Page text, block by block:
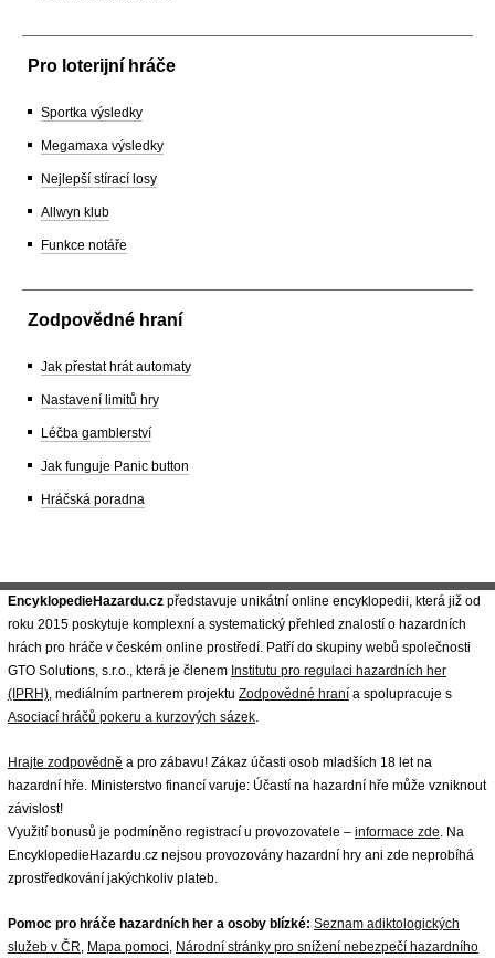
Pro loterijní hráče
Sportka výsledky
Megamaxa výsledky
Nejlepší stírací losy
Allwyn klub
Funkce notáře
Zodpovědné hraní
Jak přestat hrát automaty
Nastavení limitů hry
Léčba gamblerství
Jak funguje Panic button
Hráčská poradna
EncyklopedieHazardu.cz představuje unikátní online encyklopedii, která již od
roku 2015 poskytuje komplexní a systematický přehled znalostí o hazardních
hrách pro hráče v českém online prostředí. Patří do skupiny webů společnosti
GTO Solutions, s.r.o., která je členem Institutu pro regulaci hazardních her
(IPRH), mediálním partnerem projektu Zodpovědné hraní a spolupracuje s
Asociací hráčů pokeru a kurzových sázek.
Hrajte zodpovědně a pro zábavu! Zákaz účasti osob mladších 18 let na
hazardní hře. Ministerstvo financí varuje: Účastí na hazardní hře může vzniknout
závislost!
Využití bonusů je podmíněno registrací u provozovatele – informace zde. Na
EncyklopedieHazardu.cz nejsou provozovány hazardní hry ani zde neprobíhá
zprostředkování jakýchkoliv plateb.
Pomoc pro hráče hazardních her a osoby blízké: Seznam adiktologických
služeb v ČR, Mapa pomoci, Národní stránky pro snížení nebezpečí hazardního